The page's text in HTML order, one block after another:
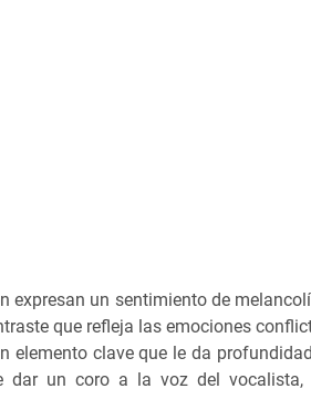
expresan un sentimiento de
que refleja las emociones
elemento clave que le da
dar un coro a la voz del